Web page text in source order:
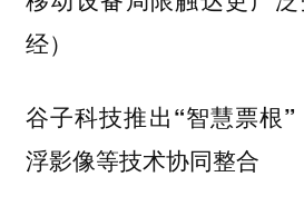
经）
谷子科技推出“智慧票根
浮影像等技术协同整合